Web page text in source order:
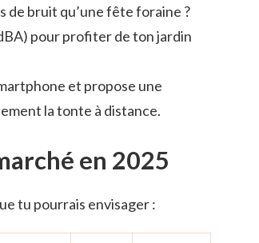
de bruit qu’une fête foraine ?
pour profiter de ton jardin
et propose une
la tonte à distance.
en 2025
tu pourrais envisager :